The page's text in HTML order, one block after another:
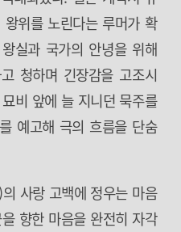
위를 노린다는 루머가 확
실과 국가의 안녕을 위해
청하며 긴장감을 고조시
비 앞에 늘 지니던 묵주를
예고해 극의 흐름을 단숨
사랑 고백에 정우는 마음
향한 마음을 완전히 자각